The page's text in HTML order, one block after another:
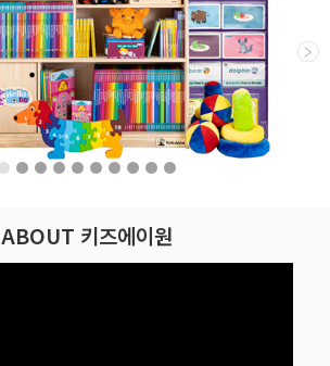
ABOUT 키즈에이원